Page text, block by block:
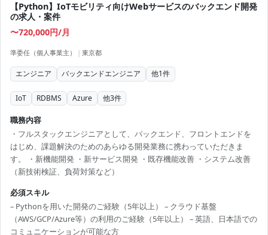
【Python】IoTモビリティ向けWebサービスのバックエンド開発
の求人・案件
〜720,000円/月
準委任（個人事業主） | 東京都
エンジニア バックエンドエンジニア 他1件
IoT RDBMS Azure 他3件
職務内容
・フルスタックエンジニアとして、バックエンド、フロントエンドを
はじめ、課題解決のためのあらゆる開発業務に携わっていただきま
す。 ・新機能開発 ・新サービス開発 ・既存機能改善 ・システム改善
（新技術検証、負荷対策など）
必須スキル
– Pythonを用いた開発のご経験（5年以上） – クラウド基盤
（AWS/GCP/Azure等）の利用のご経験（5年以上） – 英語、日本語での
コミュニケーションが可能な方